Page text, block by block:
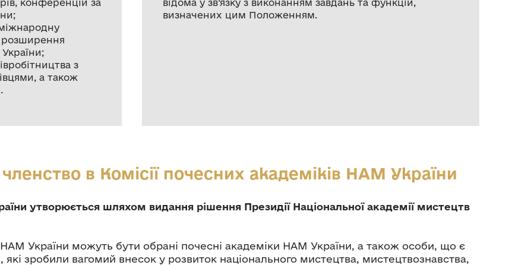
конференцій за
розширення
з
а також
відома у зв’язку з виконанням завдань та функцій,
визначених цим Положенням.
в Комісії почесних академіків НАМ України
утворюється шляхом видання рішення Президії Національної академії мистецтв
НАМ України можуть бути обрані почесні академіки НАМ України, а також особи, що є
зробили вагомий внесок у розвиток національного мистецтва, мистецтвознавства,